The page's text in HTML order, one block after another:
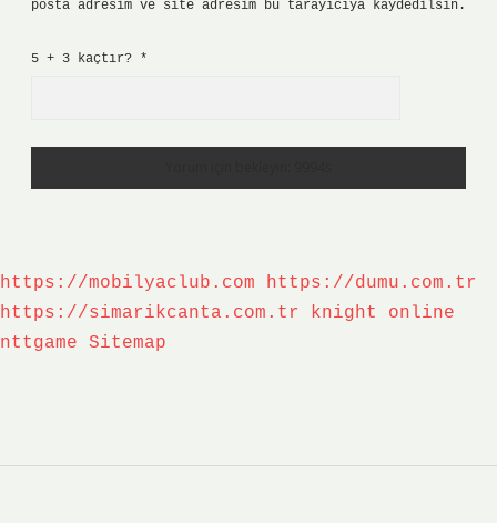
posta adresim ve site adresim bu tarayıcıya kaydedilsin.
5 + 3 kaçtır? *
https://mobilyaclub.com
https://dumu.com.tr
https://simarikcanta.com.tr
knight online
nttgame
Sitemap